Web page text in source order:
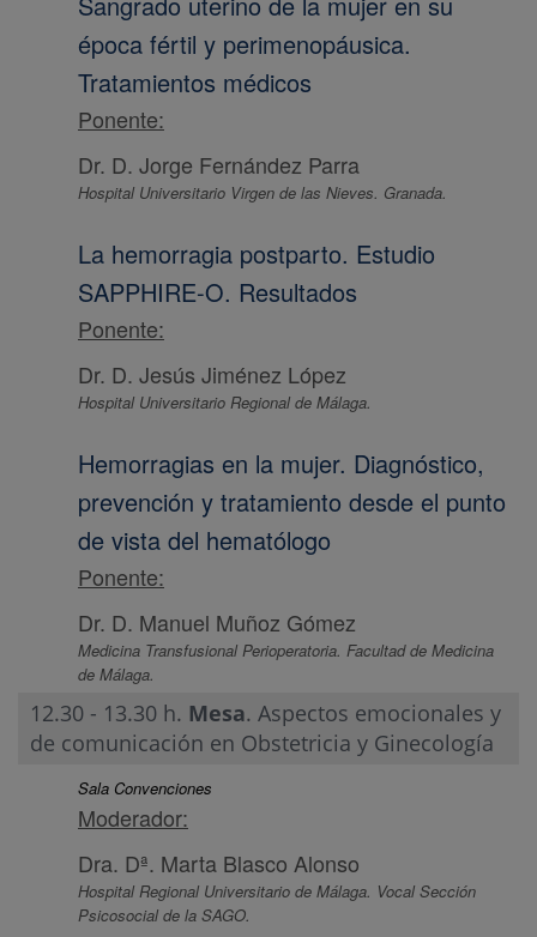
época fértil y perimenopáusica.
Tratamientos médicos
Ponente:
Dr. D. Jorge Fernández Parra
Hospital Universitario Virgen de las Nieves. Granada.
La hemorragia postparto. Estudio
SAPPHIRE-O. Resultados
Ponente:
Dr. D. Jesús Jiménez López
Hospital Universitario Regional de Málaga.
Hemorragias en la mujer. Diagnóstico,
prevención y tratamiento desde el punto
de vista del hematólogo
Ponente:
Dr. D. Manuel Muñoz Gómez
Medicina Transfusional Perioperatoria. Facultad de Medicina
de Málaga.
12.30 - 13.30 h. Mesa. Aspectos emocionales y
de comunicación en Obstetricia y Ginecología
Sala Convenciones
Moderador:
Dra. Dª. Marta Blasco Alonso
Hospital Regional Universitario de Málaga. Vocal Sección
Psicosocial de la SAGO.